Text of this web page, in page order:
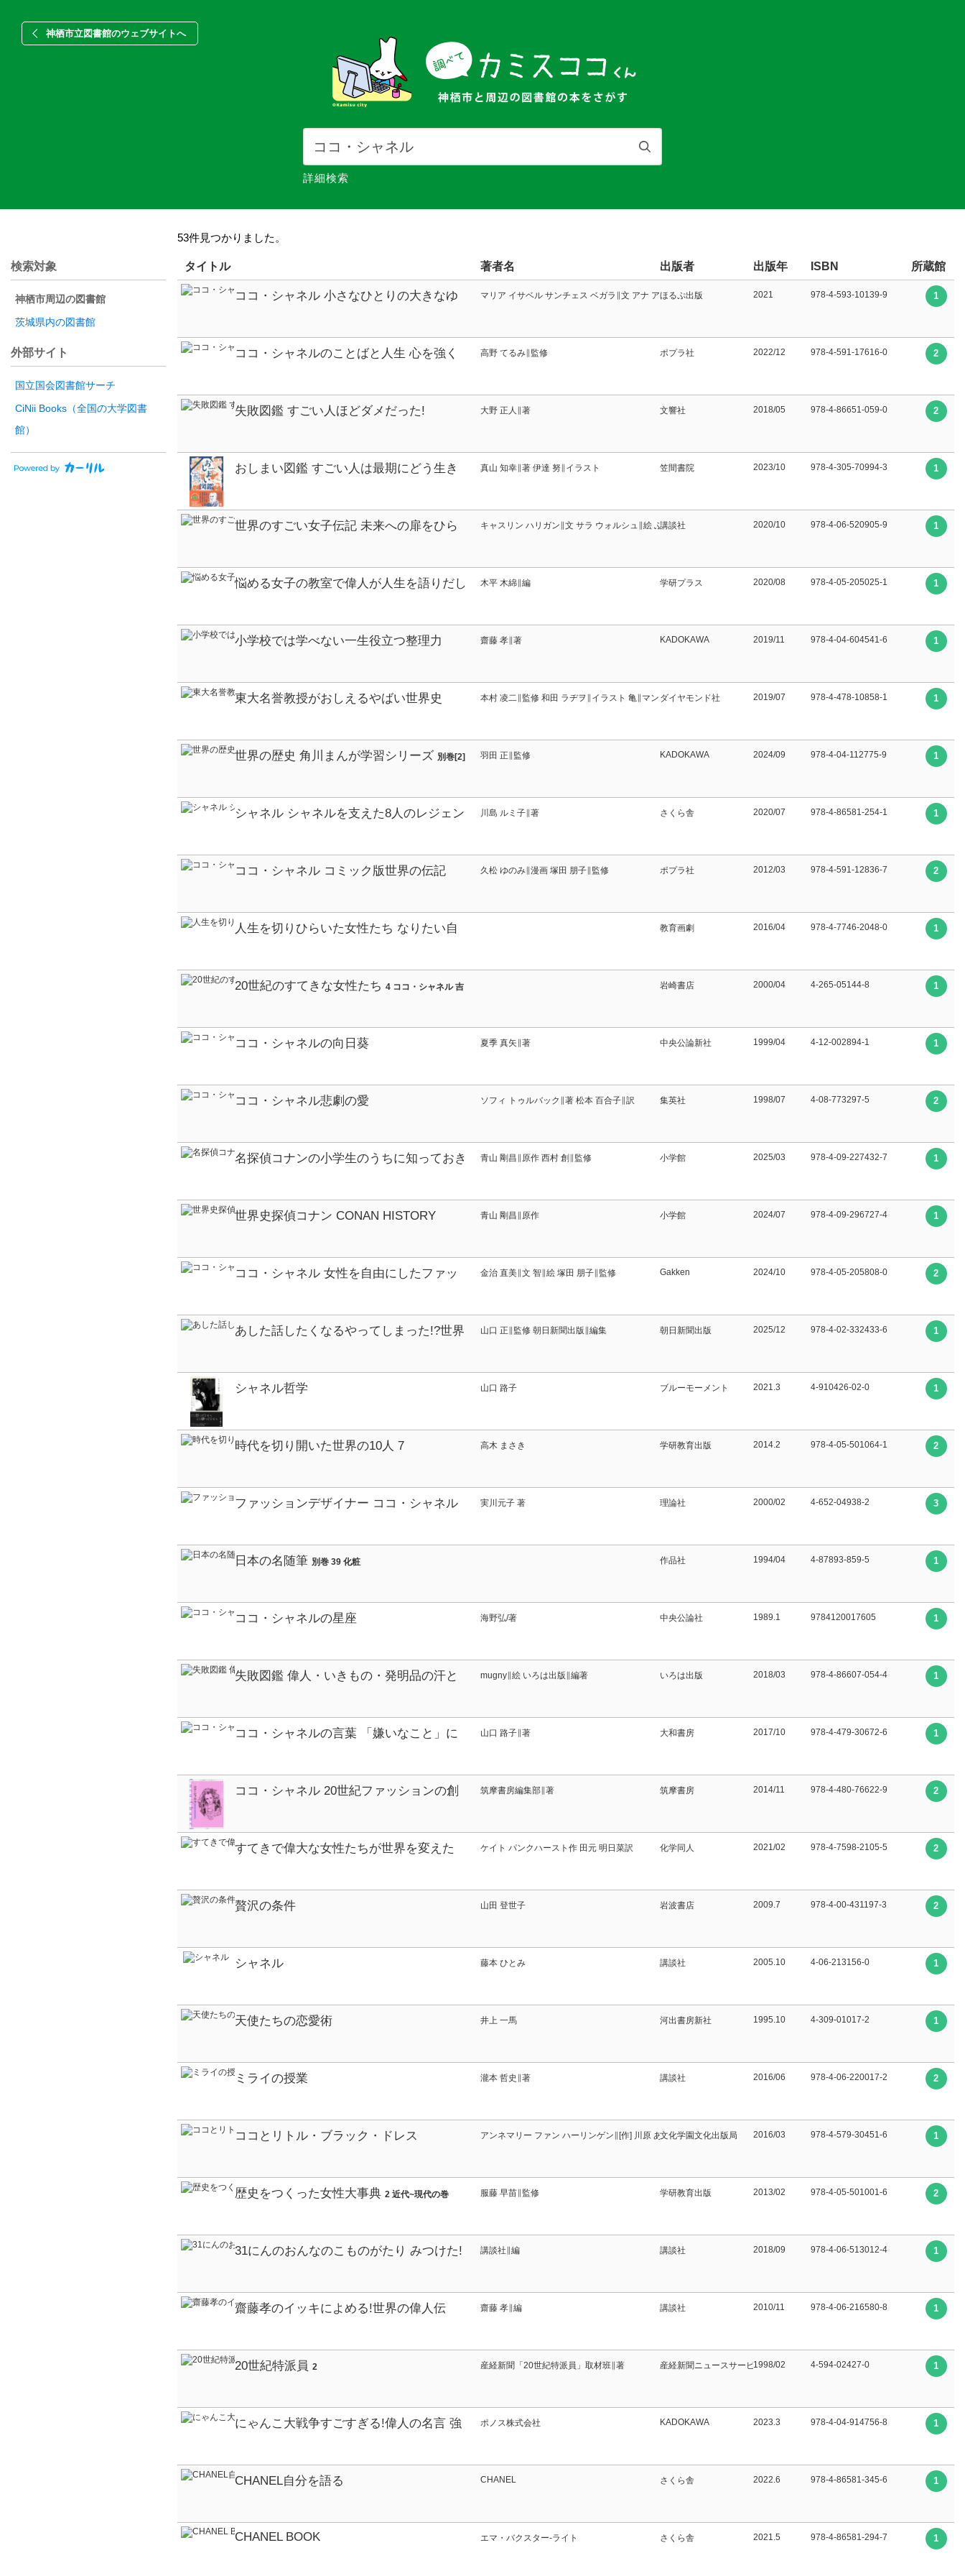
神栖市立図書館のウェブサイトへ
詳細検索
53件見つかりました。
タイトル 著者名 出版者 出版年 ISBN 所蔵館
ココ・シャネル 小さなひとりの大きなゆ
マリア イサベル サンチェス ベガラ∥文 アナ アルベロ∥絵 実川 元子∥訳
ほるぷ出版 2021 978-4-593-10139-9 1
ココ・シャネルのことばと人生 心を強く
高野 てるみ∥監修 ポプラ社 2022/12 978-4-591-17616-0 2
失敗図鑑 すごい人ほどダメだった! 大野 正人∥著 文響社 2018/05 978-4-86651-059-0 2
おしまい図鑑 すごい人は最期にどう生き
真山 知幸∥著 伊達 努∥イラスト 笠間書院 2023/10 978-4-305-70994-3 1
世界のすごい女子伝記 未来への扉をひら
キャスリン ハリガン∥文 サラ ウォルシュ∥絵 ふしみ みさを∥訳
講談社 2020/10 978-4-06-520905-9 1
悩める女子の教室で偉人が人生を語りだし
木平 木綿∥編 学研プラス 2020/08 978-4-05-205025-1 1
小学校では学べない一生役立つ整理力 齋藤 孝∥著 KADOKAWA 2019/11 978-4-04-604541-6 1
東大名誉教授がおしえるやばい世界史 本村 凌二∥監修 和田 ラヂヲ∥イラスト 亀∥マンガ 滝乃 みわこ∥執筆
ダイヤモンド社 2019/07 978-4-478-10858-1 1
世界の歴史 角川まんが学習シリーズ 別巻[2]
羽田 正∥監修 KADOKAWA 2024/09 978-4-04-112775-9 1
シャネル シャネルを支えた8人のレジェン
川島 ルミ子∥著 さくら舎 2020/07 978-4-86581-254-1 1
ココ・シャネル コミック版世界の伝記 久松 ゆのみ∥漫画 塚田 朋子∥監修 ポプラ社 2012/03 978-4-591-12836-7 2
人生を切りひらいた女性たち なりたい自
教育画劇 2016/04 978-4-7746-2048-0 1
20世紀のすてきな女性たち 4 ココ・シャネル 吉
岩崎書店 2000/04 4-265-05144-8 1
ココ・シャネルの向日葵 夏季 真矢∥著 中央公論新社 1999/04 4-12-002894-1 1
ココ・シャネル悲劇の愛 ソフィ トゥルバック∥著 松本 百合子∥訳 集英社 1998/07 4-08-773297-5 2
名探偵コナンの小学生のうちに知っておき
青山 剛昌∥原作 西村 創∥監修 小学館 2025/03 978-4-09-227432-7 1
世界史探偵コナン CONAN HISTORY
青山 剛昌∥原作 小学館 2024/07 978-4-09-296727-4 1
ココ・シャネル 女性を自由にしたファッ
金治 直美∥文 智∥絵 塚田 朋子∥監修 Gakken 2024/10 978-4-05-205808-0 2
あした話したくなるやってしまった!?世界
山口 正∥監修 朝日新聞出版∥編集 朝日新聞出版 2025/12 978-4-02-332433-6 1
シャネル哲学 山口 路子 ブルーモーメント 2021.3 4-910426-02-0 1
時代を切り開いた世界の10人 7 高木 まさき 学研教育出版 2014.2 978-4-05-501064-1 2
ファッションデザイナー ココ・シャネル
実川元子 著 理論社 2000/02 4-652-04938-2 3
日本の名随筆 別巻 39 化粧 作品社 1994/04 4-87893-859-5 1
ココ・シャネルの星座 海野弘/著 中央公論社 1989.1 9784120017605 1
失敗図鑑 偉人・いきもの・発明品の汗と
mugny∥絵 いろは出版∥編著 いろは出版 2018/03 978-4-86607-054-4 1
ココ・シャネルの言葉 「嫌いなこと」に
山口 路子∥著 大和書房 2017/10 978-4-479-30672-6 1
ココ・シャネル 20世紀ファッションの創
筑摩書房編集部∥著 筑摩書房 2014/11 978-4-480-76622-9 2
すてきで偉大な女性たちが世界を変えた
ケイト パンクハースト作 田元 明日菜訳 化学同人 2021/02 978-4-7598-2105-5 2
贅沢の条件 山田 登世子 岩波書店 2009.7 978-4-00-431197-3 2
シャネル 藤本 ひとみ 講談社 2005.10 4-06-213156-0 1
天使たちの恋愛術 井上 一馬 河出書房新社 1995.10 4-309-01017-2 1
ミライの授業 瀧本 哲史∥著 講談社 2016/06 978-4-06-220017-2 2
ココとリトル・ブラック・ドレス アンネマリー ファン ハーリンゲン∥[作] 川原 あかね∥訳文化学園文化出版局 2016/03 978-4-579-30451-6 1
歴史をつくった女性大事典 2 近代~現代の巻 服藤 早苗∥監修 学研教育出版 2013/02 978-4-05-501001-6 2
31にんのおんなのこものがたり みつけた!
講談社∥編 講談社 2018/09 978-4-06-513012-4 1
齋藤孝のイッキによめる!世界の偉人伝 齋藤 孝∥編 講談社 2010/11 978-4-06-216580-8 1
20世紀特派員 2 産経新聞「20世紀特派員」取材班∥著 産経新聞ニュースサービス1998/02 4-594-02427-0 1
にゃんこ大戦争すごすぎる!偉人の名言 強
ポノス株式会社 KADOKAWA 2023.3 978-4-04-914756-8 1
CHANEL自分を語る CHANEL さくら舎 2022.6 978-4-86581-345-6 1
CHANEL BOOK エマ・バクスター‐ライト さくら舎 2021.5 978-4-86581-294-7 1
検索対象
神栖市周辺の図書館
茨城県内の図書館
外部サイト
国立国会図書館サーチ
CiNii Books（全国の大学図書
館）